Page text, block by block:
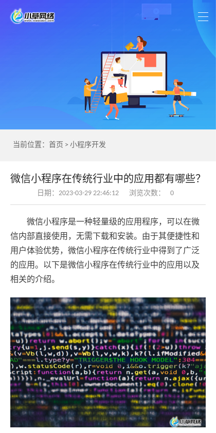
当前位置： 首页 >小程序开发
微信小程序在传统行业中的应用都有哪些？
日期：2023-03-29 22:46:12 浏览次数： 0
微信小程序是一种轻量级的应用程序，可以在微
信内部直接使用，无需下载和安装。由于其便捷性和
用户体验优势，微信小程序在传统行业中得到了广泛
的应用。以下是微信小程序在传统行业中的应用以及
相关的介绍。